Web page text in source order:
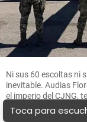
Ni sus 60 escoltas ni
inevitable. Audias
el imperio del CJNG,
Toca para